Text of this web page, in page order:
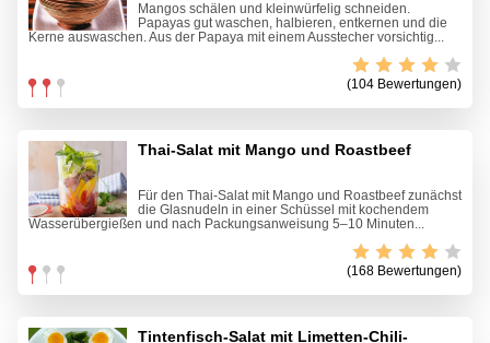
Mangos schälen und kleinwürfelig schneiden.
Papayas gut waschen, halbieren, entkernen und die
Kerne auswaschen. Aus der Papaya mit einem Ausstecher vorsichtig...
(104 Bewertungen)
Thai-Salat mit Mango und Roastbeef
Für den Thai-Salat mit Mango und Roastbeef zunächst
die Glasnudeln in einer Schüssel mit kochendem
Wasserübergießen und nach Packungsanweisung 5–10 Minuten...
(168 Bewertungen)
Tintenfisch-Salat mit Limetten-Chili-